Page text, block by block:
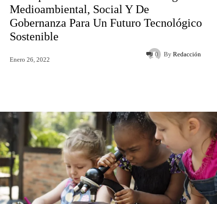
Medioambiental, Social Y De
Gobernanza Para Un Futuro Tecnológico
Sostenible
By Redacción
Enero 26, 2022
0